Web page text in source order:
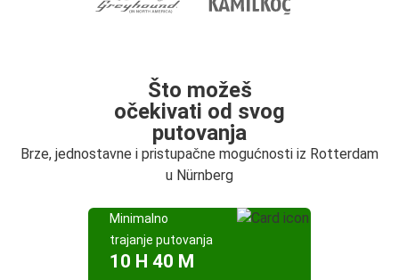
Što možeš
očekivati od svog
putovanja
Brze, jednostavne i pristupačne mogućnosti iz Rotterdam
u Nürnberg
Minimalno
trajanje putovanja
10 H 40 M